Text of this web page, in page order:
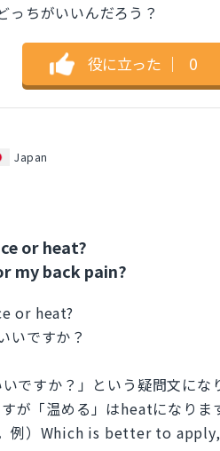
っちがいいんだろう？
役に立った ｜ 0
Japan
or heat?
my back pain?
or heat?
いですか？
ですか？」という疑問文にな
が「温める」はheatになり
。例）Which is better to